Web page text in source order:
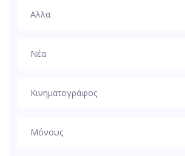
Αλλα
Νέα
Κινηματογράφος
Μόνους